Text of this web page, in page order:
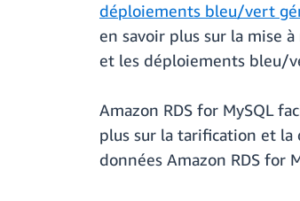
déploiements bleu/vert
en savoir plus sur la mise
et les déploiements bleu/
Amazon RDS for MySQL
plus sur la tarification et
données Amazon RDS for